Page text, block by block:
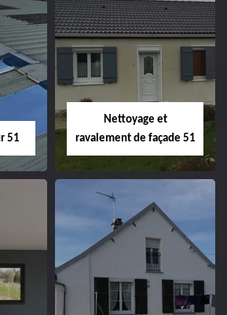
Changement de
velux 51
51
Nettoyage et
ravalement de façade 51
Nettoyage et
ravalement de
façade 51